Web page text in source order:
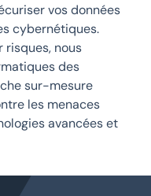
vos données
cybernétiques.
nous
des
sur-mesure
les menaces
avancées et